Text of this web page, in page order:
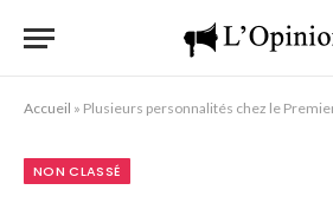
Accueil » Plusieurs personnalités chez le
NON CLASSÉ